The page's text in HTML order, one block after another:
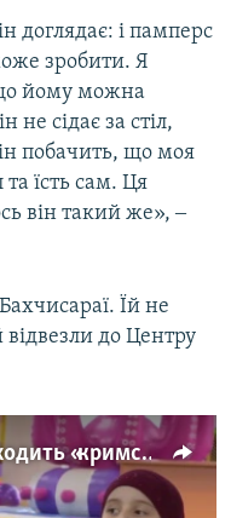
доглядає: і памперс
зробити. Я
йому можна
не сідає за стіл,
побачить, що моя
та їсть сам. Ця
він такий же», ‒
Їй не
до Центру
Життя без батьків. Як проходить «кримське дитинство»? (відео)